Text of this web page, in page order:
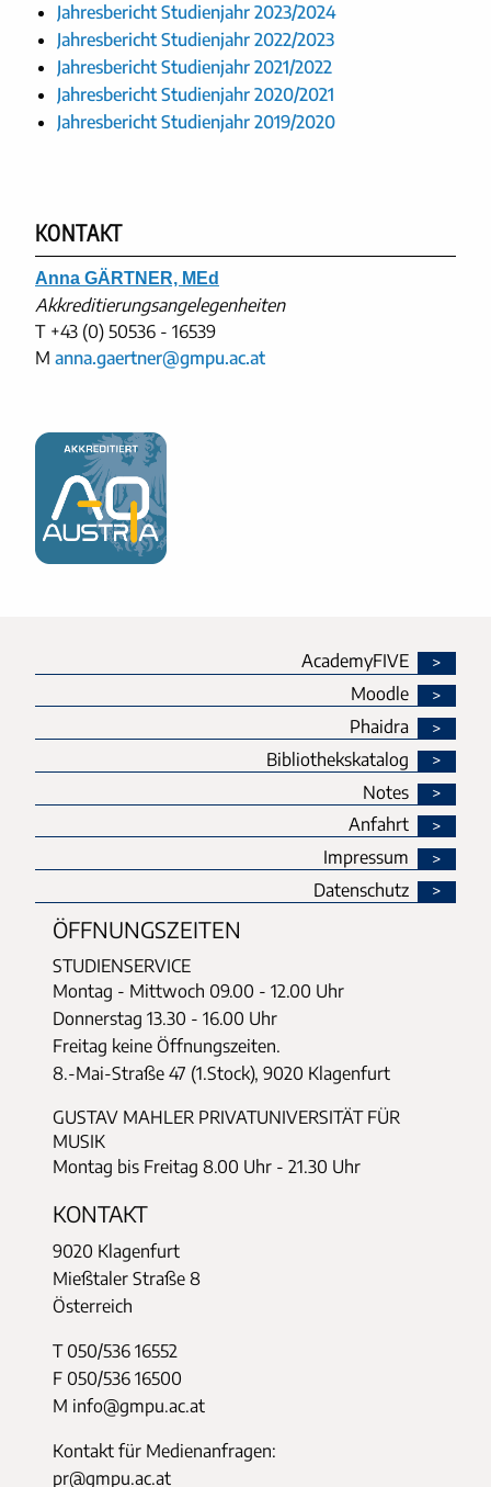
Jahresbericht Studienjahr 2023/2024
Jahresbericht Studienjahr 2022/2023
Jahresbericht Studienjahr 2021/2022
Jahresbericht Studienjahr 2020/2021
Jahresbericht Studienjahr 2019/2020
KONTAKT
Anna GÄRTNER, MEd
Akkreditierungsangelegenheiten
T +43 (0) 50536 - 16539
M anna.gaertner@gmpu.ac.at
AcademyFIVE
Moodle
Phaidra
Bibliothekskatalog
Notes
Anfahrt
Impressum
Datenschutz
ÖFFNUNGSZEITEN
STUDIENSERVICE
Montag - Mittwoch 09.00 - 12.00 Uhr
Donnerstag 13.30 - 16.00 Uhr
Freitag keine Öffnungszeiten.
8.-Mai-Straße 47 (1.Stock), 9020 Klagenfurt
GUSTAV MAHLER PRIVATUNIVERSITÄT FÜR
MUSIK
Montag bis Freitag 8.00 Uhr - 21.30 Uhr
KONTAKT
9020 Klagenfurt
Mießtaler Straße 8
Österreich
T 050/536 16552
F 050/536 16500
M info@gmpu.ac.at
Kontakt für Medienanfragen:
pr@gmpu.ac.at